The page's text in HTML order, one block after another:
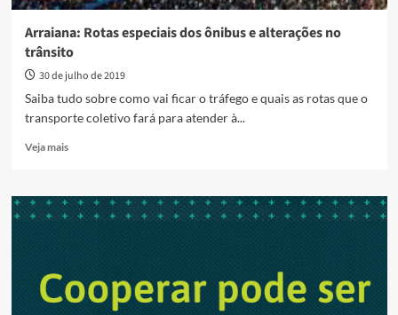
Arraiana: Rotas especiais dos ônibus e alterações no
trânsito
30 de julho de 2019
Saiba tudo sobre como vai ficar o tráfego e quais as rotas que o
transporte coletivo fará para atender à...
Veja maisRead
Arraiana:
Rotas
e
alterações